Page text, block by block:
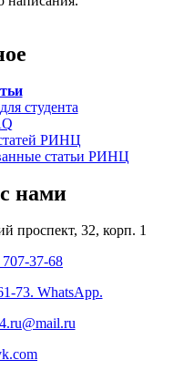
студента
РИНЦ
статьи РИНЦ
нами
проспект, 32, корп. 1
37-68
73. WhatsApp.